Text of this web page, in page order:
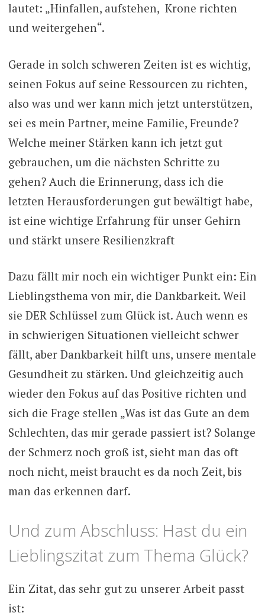
lautet: „Hinfallen, aufstehen, Krone richten
und weitergehen“.
Gerade in solch schweren Zeiten ist es wichtig,
seinen Fokus auf seine Ressourcen zu richten,
also was und wer kann mich jetzt unterstützen,
sei es mein Partner, meine Familie, Freunde?
Welche meiner Stärken kann ich jetzt gut
gebrauchen, um die nächsten Schritte zu
gehen? Auch die Erinnerung, dass ich die
letzten Herausforderungen gut bewältigt habe,
ist eine wichtige Erfahrung für unser Gehirn
und stärkt unsere Resilienzkraft
Dazu fällt mir noch ein wichtiger Punkt ein: Ein
Lieblingsthema von mir, die Dankbarkeit. Weil
sie DER Schlüssel zum Glück ist. Auch wenn es
in schwierigen Situationen vielleicht schwer
fällt, aber Dankbarkeit hilft uns, unsere mentale
Gesundheit zu stärken. Und gleichzeitig auch
wieder den Fokus auf das Positive richten und
sich die Frage stellen „Was ist das Gute an dem
Schlechten, das mir gerade passiert ist? Solange
der Schmerz noch groß ist, sieht man das oft
noch nicht, meist braucht es da noch Zeit, bis
man das erkennen darf.
Und zum Abschluss: Hast du ein
Lieblingszitat zum Thema Glück?
Ein Zitat, das sehr gut zu unserer Arbeit passt
ist: